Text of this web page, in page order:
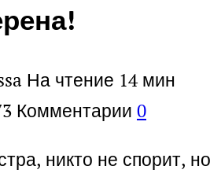
На чтение 14 мин
Комментарии 0
никто не спорит, но